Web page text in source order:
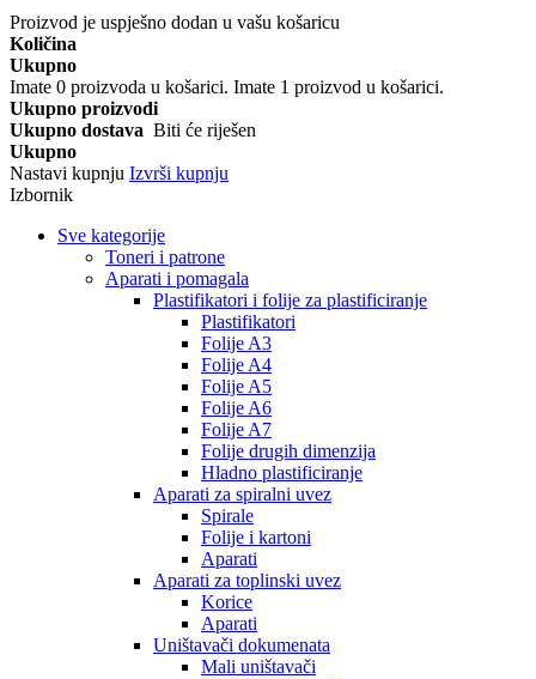
Proizvod je uspješno dodan u vašu košaricu
Količina
Ukupno
Imate 0 proizvoda u košarici. Imate 1 proizvod u košarici.
Ukupno proizvodi
Ukupno dostava Biti će riješen
Ukupno
Nastavi kupnju Izvrši kupnju
Izbornik
Sve kategorije
Toneri i patrone
Aparati i pomagala
Plastifikatori i folije za plastificiranje
Plastifikatori
Folije A3
Folije A4
Folije A5
Folije A6
Folije A7
Folije drugih dimenzija
Hladno plastificiranje
Aparati za spiralni uvez
Spirale
Folije i kartoni
Aparati
Aparati za toplinski uvez
Korice
Aparati
Uništavači dokumenata
Mali uništavači